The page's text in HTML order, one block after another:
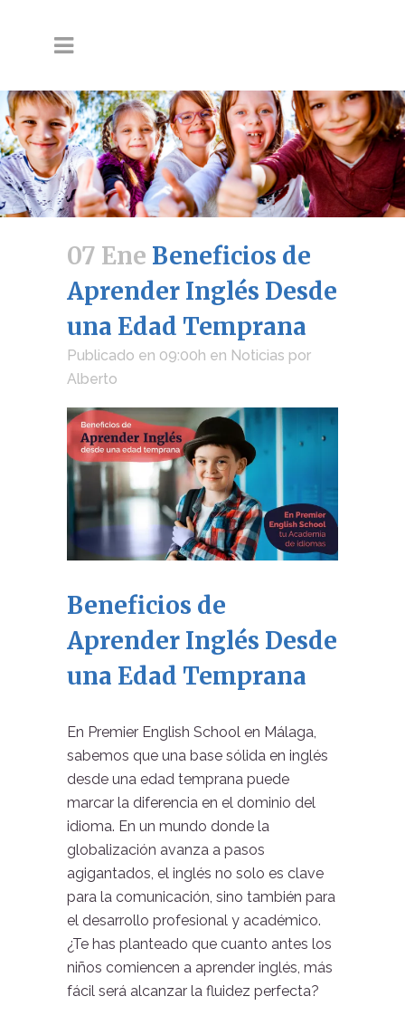
07 Ene Beneficios de
Aprender Inglés Desde
una Edad Temprana
Publicado en 09:00h en Noticias por
Alberto
Beneficios de
Aprender Inglés Desde
una Edad Temprana
En Premier English School en Málaga,
sabemos que una base sólida en inglés
desde una edad temprana puede
marcar la diferencia en el dominio del
idioma. En un mundo donde la
globalización avanza a pasos
agigantados, el inglés no solo es clave
para la comunicación, sino también para
el desarrollo profesional y académico.
¿Te has planteado que cuanto antes los
niños comiencen a aprender inglés, más
fácil será alcanzar la fluidez perfecta?